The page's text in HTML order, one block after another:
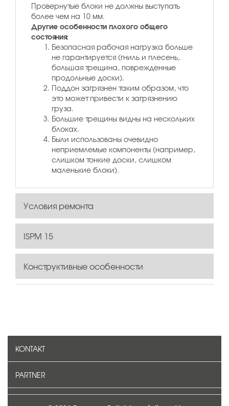
Провернутые блоки не должны выступать
более чем на 10 мм.
Другие особенности плохого общего
состояния:
Безопасная рабочая нагрузка больше
не гарантируется (гниль и плесень,
большая трещина, поврежденные
продольные доски).
Поддон загрязнен таким образом, что
это может привести к загрязнению
груза.
Большие трещины видны на нескольких
блоках.
Были использованы очевидно
неприемлемые компоненты (например,
слишком тонкие доски, слишком
маленькие блоки).
Условия ремонта
ISPM 15
Конструктивные особенности
KONTAKT
PARTNER